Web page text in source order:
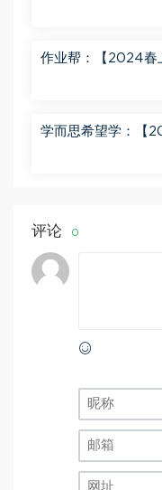
作业帮：【2024春
学而思希望学：【
评论 0